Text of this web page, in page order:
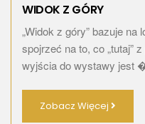
WIDOK Z GÓRY
„Widok z góry” bazuje
spojrzeć na to, co „tutaj”
wyjścia do wystawy jest
Zobacz Więcej